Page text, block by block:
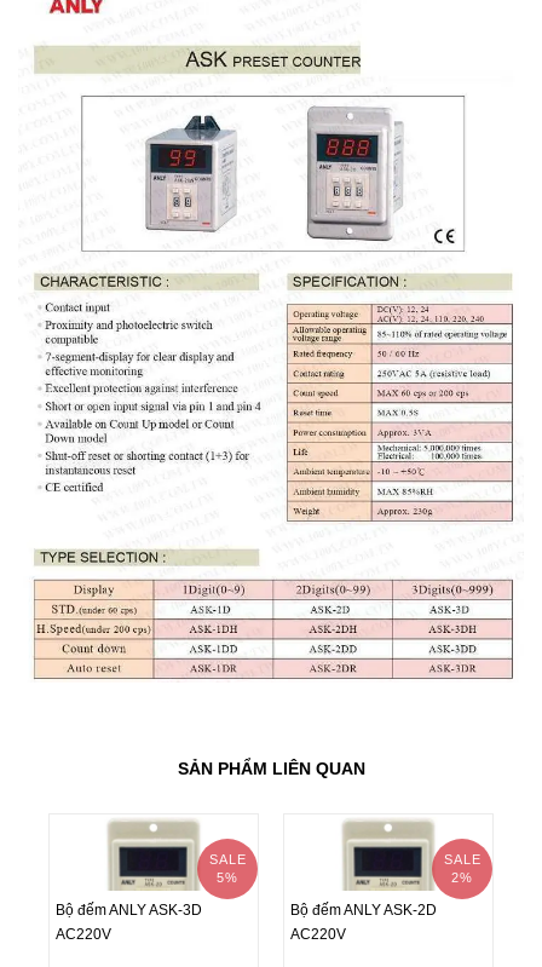
SẢN PHẨM LIÊN QUAN
SALE
5%
Bộ đếm ANLY ASK-3D
Bộ đếm ANLY ASK-3D
AC220V
SALE
2%
Bộ đếm ANLY ASK-2D
Bộ đếm ANLY ASK-2D
AC220V